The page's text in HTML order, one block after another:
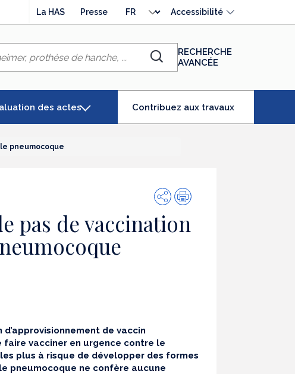
La HAS Presse
langue
Accessibilité
Chercher
RECHERCHE
AVANCÉE
des actes Contribuez aux travaux(élément
pneumocoque
PartagerImpression
pas de vaccination
de vaccin
faire vacciner en urgence contre le
plus à risque de développer des formes
pneumocoque ne confère aucune